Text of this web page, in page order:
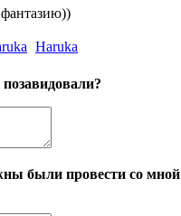
фантазию))
Haruka
были провести со мной